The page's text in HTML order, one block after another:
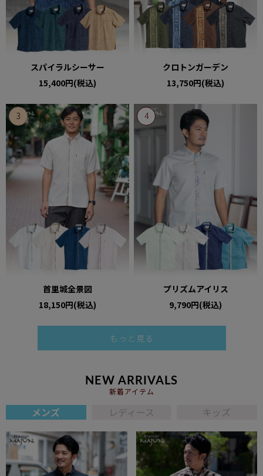
スパイラルシーサー
15,400円(税込)
クロトンガーデン
13,750円(税込)
首里城全景図
18,150円(税込)
プリズムアイリス
9,790円(税込)
もっと見る
NEW ARRIVALS
新着アイテム
メンズ レディース キッズ